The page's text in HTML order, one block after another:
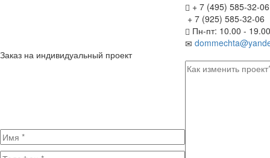
+ 7 (495) 585-32-06
+ 7 (925) 585-32-06
Пн-пт: 10.00 - 19.00
Заказ на индивидуальный проект